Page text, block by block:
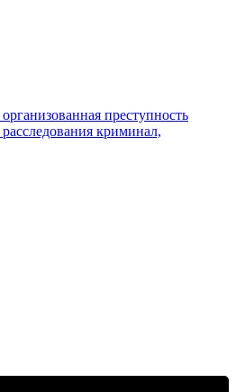
организованная преступность
расследования криминал,